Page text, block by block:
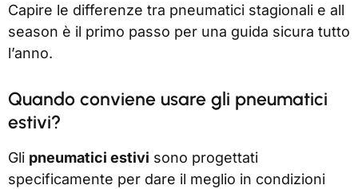
Capire le differenze tra pneumatici stagionali e all
season è il primo passo per una guida sicura tutto
l’anno.
Quando conviene usare gli pneumatici
estivi?
Gli pneumatici estivi sono progettati
specificamente per dare il meglio in condizioni